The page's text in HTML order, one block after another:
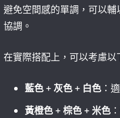
避免空間感的單調，可以輔
協調。
在實際搭配上，可以考慮以
藍色‌ + 灰色 + 白色 ：
黃橙色 + 棕色 + ⁤米色